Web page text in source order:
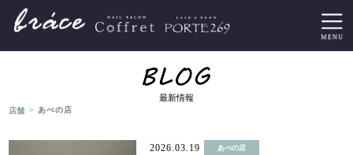
最新情報
店舗> あべの店
2026.03.19 あべの店